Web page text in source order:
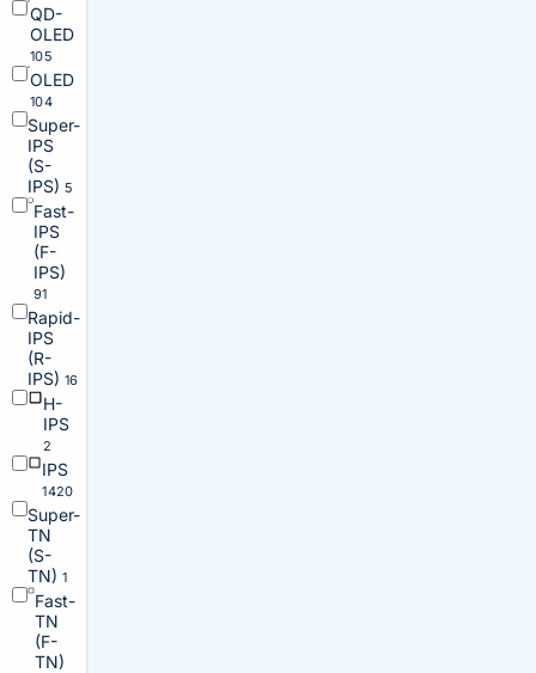
QD-
OLED
105
OLED
104
Super-
IPS
(S-
IPS) 5
Fast-
IPS
(F-
IPS)
91
Rapid-
IPS
(R-
IPS) 16
H-
IPS
2
IPS
1420
Super-
TN
(S-
TN) 1
Fast-
TN
(F-
TN)